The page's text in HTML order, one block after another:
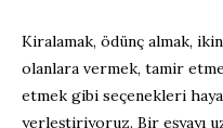
Kiralamak, ödünç almak,
olanlara vermek, tamir
etmek gibi seçenekleri
yerleştiriyoruz. Bir eşyayı